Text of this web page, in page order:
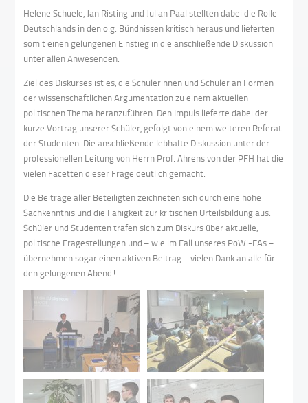
Helene Schuele, Jan Risting und Julian Paal stellten dabei die Rolle
Deutschlands in den o.g. Bündnissen kritisch heraus und lieferten
somit einen gelungenen Einstieg in die anschließende Diskussion
unter allen Anwesenden.
Ziel des Diskurses ist es, die Schülerinnen und Schüler an Formen
der wissenschaftlichen Argumentation zu einem aktuellen
politischen Thema heranzuführen. Den Impuls lieferte dabei der
kurze Vortrag unserer Schüler, gefolgt von einem weiteren Referat
der Studenten. Die anschließende lebhafte Diskussion unter der
professionellen Leitung von Herrn Prof. Ahrens von der PFH hat die
vielen Facetten dieser Frage deutlich gemacht.
Die Beiträge aller Beteiligten zeichneten sich durch eine hohe
Sachkenntnis und die Fähigkeit zur kritischen Urteilsbildung aus.
Schüler und Studenten trafen sich zum Diskurs über aktuelle,
politische Fragestellungen und – wie im Fall unseres PoWi-EAs –
übernehmen sogar einen aktiven Beitrag – vielen Dank an alle für
den gelungenen Abend!